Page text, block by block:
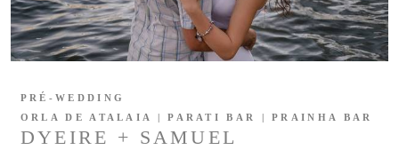
DYEIRE + SAMUEL
PRÉ-WEDDING
ORLA DE ATALAIA | PARATI BAR | PRAINHA BAR